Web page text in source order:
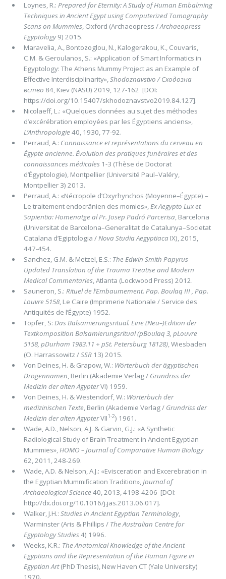
Loynes, R.: Prepared for Eternity: A Study of Human Embalming
Techniques in Ancient Egypt using Computerized Tomography
Scans on Mummies, Oxford (Archaeopress /Archaeopress
Egyptology9) 2015.
Maravelia, A., Bontozoglou, N., Kalogerakou, K., Couvaris,
C.M. & Geroulanos, S.: «Application of Smart Informatics in
Egyptology: The Athens Mummy Project as an Example of
Effective Interdisciplinarity»,Shodoznavstvo / Сходозна
вство 84, Kiev (NASU) 2019, 127-162 [DOI:
https://doi.org/10.15407/skhodoznavstvo2019.84.127].
Nicolaeff, L.: «Quelques données au sujet des méthodes
d’excérébration employées par les Égyptiens anciens»,
L’Anthropologie 40, 1930, 77-92.
Perraud, A.: Connaissance et représentations du cerveau en
Égypte ancienne. Évolution des pratiques funéraires et des
connaissances médicales1-3 (Thèse de Doctorat
d’Égyptologie), Montpellier (Université Paul–Valéry,
Montpellier 3) 2013.
Perraud, A.: «Nécropole d’Oxyrhynchos (Moyenne–Égypte) –
Le traitement endocrânien des momies»,Ex Aegypto Lux et
Sapientia: Homenatge al Pr. Josep Padró Parcerisa, Barcelona
(Universitat de Barcelona–Generalitat de Catalunya–Societat
Catalana d’Egiptologia /Nova Studia Aegyptiaca IX), 2015,
447-454.
Sanchez, G.M. & Metzel, E.S.: The Edwin Smith Papyrus
Updated Translation of the Trauma Treatise and Modern
Medical Commentaries, Atlanta (Lockwood Press) 2012.
Sauneron, S.: Rituel de l’Embaumement. Pap. Boulaq III , Pap.
Louvre 5158, Le Caire (Imprimerie Nationale / Service des
Antiquités de l’Égypte) 1952.
Töpfer, S: Das Balsamierungsritual. Eine (Neu–)Edition der
Textkomposition Balsamierungsritual (pBoulaq 3, pLouvre
5158, pDurham 1983.11 + pSt. Petersburg 18128), Wiesbaden
(O. Harrassowitz /SSR13) 2015.
Von Deines, H. & Grapow, W.: Wörterbuch der ägyptischen
Drogennamen, Berlin (Akademie Verlag / Grundriss der
Medizin der alten ÄgypterVI) 1959.
Von Deines, H. & Westendorf, W.: Wörterbuch der
medizinischen Texte, Berlin (Akademie Verlag / Grundriss der
Medizin der alten ÄgypterVII1-2) 1961.
Wade, A.D., Nelson, A.J. & Garvin, G.J.: «A Synthetic
Radiological Study of Brain Treatment in Ancient Egyptian
Mummies»,HOMO – Journal of Comparative Human Biology
62, 2011, 248-269.
Wade, A.D. & Nelson, A.J.: «Evisceration and Excerebration in
the Egyptian Mummiﬁcation Tradition»,Journal of
Archaeological Science 40, 2013, 4198-4206 [DOI:
http://dx.doi.org/10.1016/j.jas.2013.06.017].
Walker, J.H.: Studies in Ancient Egyptian Terminology,
Warminster (Aris & Phillips / The Australian Centre for
Egyptology Studies4) 1996.
Weeks, K.R.: The Anatomical Knowledge of the Ancient
Egyptians and the Representation of the Human Figure in
Egyptian Art(PhD Thesis), New Haven CT (Yale University)
1970.